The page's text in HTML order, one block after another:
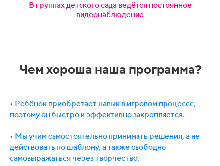
В группах детского сада ведётся постоянное
видеонаблюдение
Чем хороша наша программа?
• Ребёнок приобретает навык в игровом процессе,
поэтому он быстро и эффективно закрепляется.
• Мы учим самостоятельно принимать решения, а не
действовать по шаблону, а также свободно
самовыражаться через творчество.